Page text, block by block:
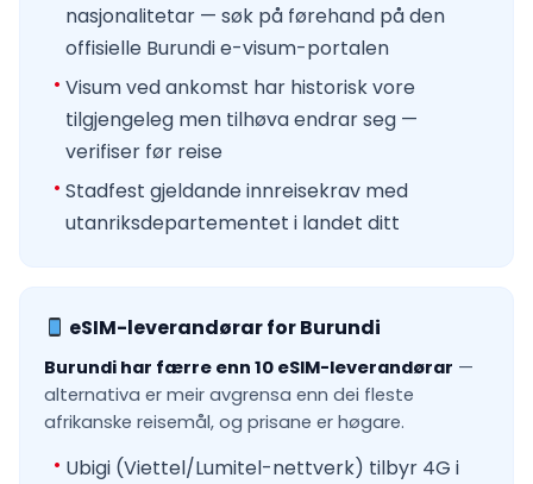
nasjonalitetar — søk på førehand på den
offisielle Burundi e-visum-portalen
Visum ved ankomst har historisk vore
tilgjengeleg men tilhøva endrar seg —
verifiser før reise
Stadfest gjeldande innreisekrav med
utanriksdepartementet i landet ditt
eSIM-leverandørar for Burundi
Burundi har færre enn 10 eSIM-leverandørar —
alternativa er meir avgrensa enn dei fleste
afrikanske reisemål, og prisane er høgare.
Ubigi (Viettel/Lumitel-nettverk) tilbyr 4G i